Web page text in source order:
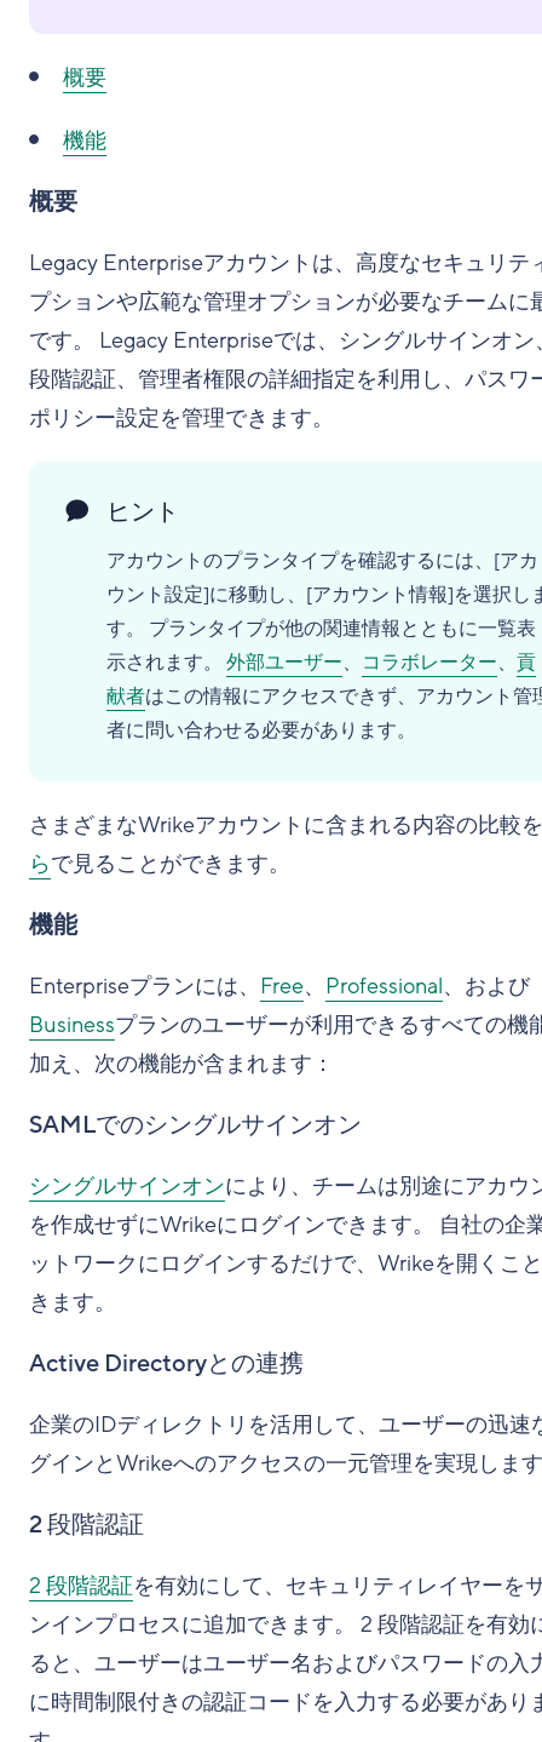
概要
機能
概要
Legacy Enterpriseアカウントは、高度なセキュリテ
プションや広範な管理オプションが必要なチームに
です。 Legacy Enterpriseでは、シングルサインオン
段階認証、管理者権限の詳細指定を利用し、パスワ
ポリシー設定を管理できます。
ヒント
アカウントのプランタイプを確認するには、[アカ
ウント設定]に移動し、[アカウント情報]を選択し
す。 プランタイプが他の関連情報とともに一覧表
示されます。 外部ユーザー、 コラボレーター、 貢
献者はこの情報にアクセスできず、アカウント管
者に問い合わせる必要があります。
さまざまなWrikeアカウントに含まれる内容の比較を
らで見ることができます。
機能
Enterpriseプランには、 Free、 Professional、および
Businessプランのユーザーが利用できるすべての機
加え、次の機能が含まれます：
SAMLでのシングルサインオン
シングルサインオンにより、チームは別途にアカウ
を作成せずにWrikeにログインできます。 自社の企
ットワークにログインするだけで、Wrikeを開くこ
きます。
Active Directoryとの連携
企業のIDディレクトリを活用して、ユーザーの迅速
グインとWrikeへのアクセスの一元管理を実現しま
2 段階認証
2 段階認証を有効にして、セキュリティレイヤーを
ンインプロセスに追加できます。 2 段階認証を有効
ると、ユーザーはユーザー名およびパスワードの入
に時間制限付きの認証コードを入力する必要があり